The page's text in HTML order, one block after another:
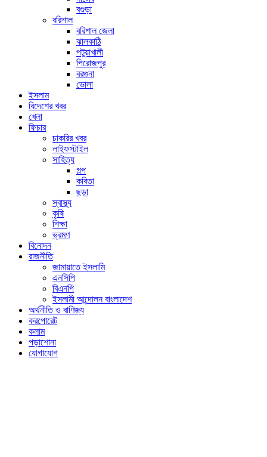
বগুড়া
বরিশাল
বরিশাল জেলা
ঝালকাঠি
পটুয়াখালী
পিরোজপুর
বরগুনা
ভোলা
ইসলাম
বিদেশের খবর
খেলা
ফিচার
চাকরির খবর
লাইফস্টাইল
সাহিত্য
গল্প
কবিতা
ছড়া
স্বাস্থ্য
কৃষি
শিক্ষা
ভ্রমণ
বিনোদন
রাজনীতি
জামায়াতে ইসলামি
এনসিপি
বিএনপি
ইসলামী আন্দোলন বাংলাদেশ
অর্থনীতি ও বাণিজ্য
করপোরেট
কলাম
পড়াশোনা
যোগাযোগ